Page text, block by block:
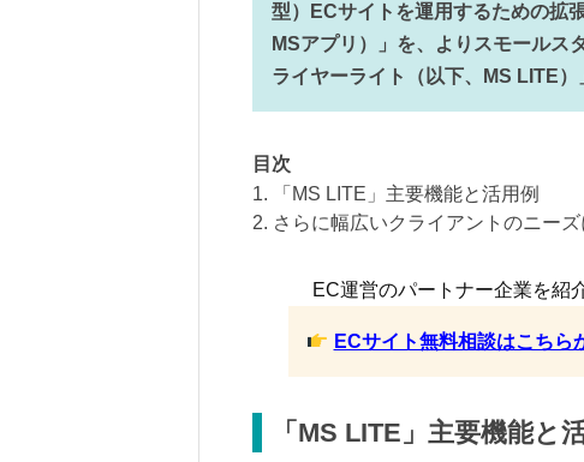
型）ECサイトを運用するための拡
MSアプリ）」を、よりスモールス
ライヤーライト（以下、MS LITE）
目次
1. 「MS LITE」主要機能と活用例
2. さらに幅広いクライアントのニー
EC運営のパートナー企業を紹
ECサイト無料相談はこちら
「MS LITE」主要機能と